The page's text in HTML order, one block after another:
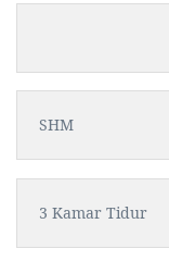
SHM
3 Kamar Tidur